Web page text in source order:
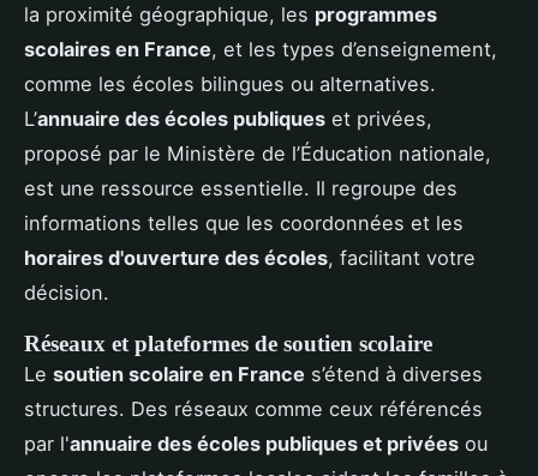
la proximité géographique, les programmes
scolaires en France, et les types d’enseignement,
comme les écoles bilingues ou alternatives.
L’annuaire des écoles publiques et privées,
proposé par le Ministère de l’Éducation nationale,
est une ressource essentielle. Il regroupe des
informations telles que les coordonnées et les
horaires d'ouverture des écoles, facilitant votre
décision.
Réseaux et plateformes de soutien scolaire
Le soutien scolaire en France s’étend à diverses
structures. Des réseaux comme ceux référencés
par l'annuaire des écoles publiques et privées ou